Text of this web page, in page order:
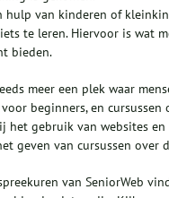
hulp van kinderen of
te leren. Hiervoor is wat
bieden.
meer een plek waar
beginners, en
gebruik van websites en
geven van cursussen
van SeniorWeb